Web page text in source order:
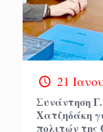
21
Συνάντηση
Χατζηδάκη
πολιτών της